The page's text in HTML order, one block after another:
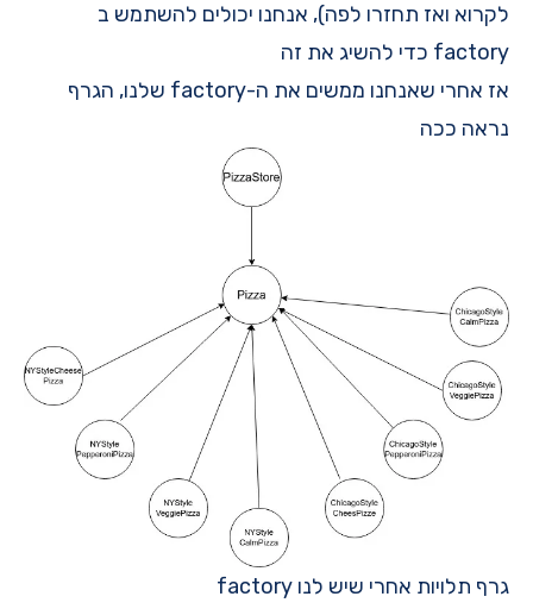
לקרוא ואז תחזרו לפה), אנחנו יכולים להשתמש ב
factory כדי להשיג את זה
אז אחרי שאנחנו ממשים את ה-factory שלנו, הגרף
נראה ככה
גרף תלויות אחרי שיש לנו factory